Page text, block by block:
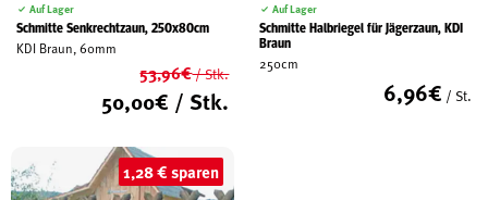
Auf Lager
Schmitte Senkrechtzaun, 250x80cm
KDI Braun, 60mm
53,96€/ Stk.
50,00€ / Stk.
50,00€.
Auf Lager
Schmitte Halbriegel für Jägerzaun, KDI
Braun
250cm
6,96€ / St.
1,28 € sparen